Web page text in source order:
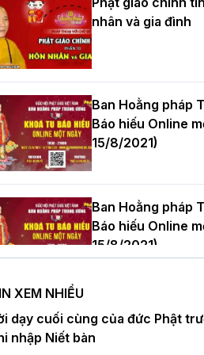
thượng Thích Quảng Tùng tái
Trưởng BTS GHPGVN thành phố
nhiệm kỳ 2026 – 2031
tọa Thích Tâm Chính được
tân Trưởng ban Trị sự GHPGVN
Nội: Tăng Ni Trường hạ Bồ Đề
tác pháp Tiền an cư
nhân và gia đình
Ban Hoằng pháp
Báo hiếu Online
15/8/2021)
Ban Hoằng pháp
Báo hiếu Online
15/8/2021)
Ban Hoằng pháp
Báo hiếu Online
15/8/2021)
XEM NHIỀU
dạy cuối cùng của đức Phật
nhập Niết bàn